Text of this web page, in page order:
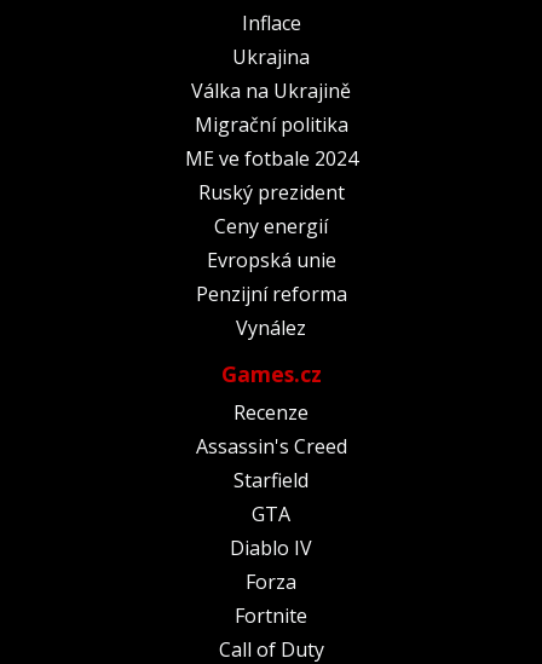
Inflace
Ukrajina
Válka na Ukrajině
Migrační politika
ME ve fotbale 2024
Ruský prezident
Ceny energií
Evropská unie
Penzijní reforma
Vynález
Games.cz
Recenze
Assassin's Creed
Starfield
GTA
Diablo IV
Forza
Fortnite
Call of Duty